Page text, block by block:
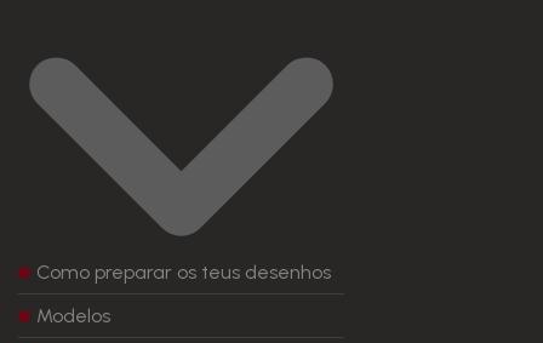
Como preparar os teus desenhos
Modelos